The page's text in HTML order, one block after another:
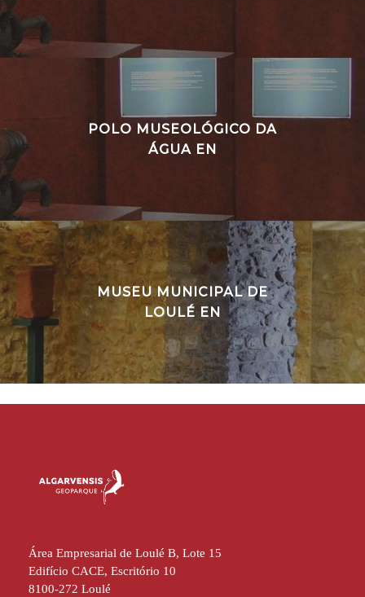
POLO MUSEOLÓGICO DA
ÁGUA EN
MUSEU MUNICIPAL DE
LOULÉ EN
Área Empresarial de Loulé B, Lote 15
Edifício CACE, Escritório 10
8100-272 Loulé